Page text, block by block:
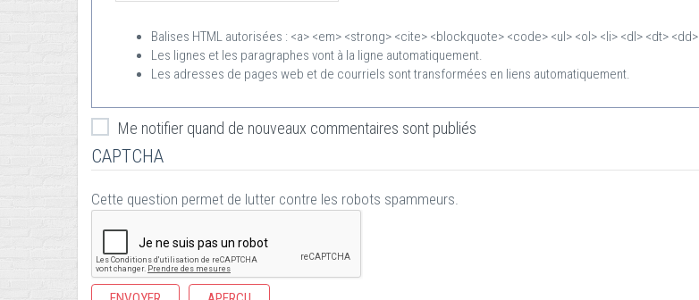
Balises HTML autorisées : <a> <em> <strong> <cite> <blockquote> <code> <ul> <ol> <li> <dl> <dt> <dd>
Les lignes et les paragraphes vont à la ligne automatiquement.
Les adresses de pages web et de courriels sont transformées en liens automatiquement.
Me notifier quand de nouveaux commentaires sont publiés
CAPTCHA
Cette question permet de lutter contre les robots spammeurs.